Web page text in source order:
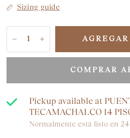
Sizing guide
COMPRAR
Pickup available at
TECAMACHALCO 14
Normalmente está listo en 24